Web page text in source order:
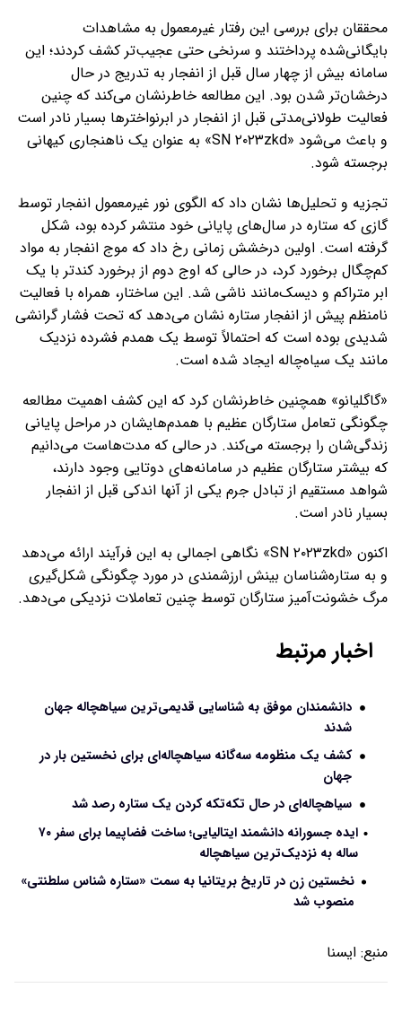
محققان برای بررسی این رفتار غیرمعمول به مشاهدات
بایگانی‌شده پرداختند و سرنخی حتی عجیب‌تر کشف کردند؛ این
سامانه بیش از چهار سال قبل از انفجار به تدریج در حال
درخشان‌تر شدن بود. این مطالعه خاطرنشان می‌کند که چنین
فعالیت طولانی‌مدتی قبل از انفجار در ابرنواخترها بسیار نادر است
و باعث می‌شود «SN ۲۰۲۳zkd» به عنوان یک ناهنجاری کیهانی
برجسته شود.
تجزیه و تحلیل‌ها نشان داد که الگوی نور غیرمعمول انفجار توسط
گازی که ستاره در سال‌های پایانی خود منتشر کرده بود، شکل
گرفته است. اولین درخشش زمانی رخ داد که موج انفجار به مواد
کم‌چگال برخورد کرد، در حالی که اوج دوم از برخورد کندتر با یک
ابر متراکم و دیسک‌مانند ناشی شد. این ساختار، همراه با فعالیت
نامنظم پیش از انفجار ستاره نشان می‌دهد که تحت فشار گرانشی
شدیدی بوده است که احتمالاً توسط یک همدم فشرده نزدیک
مانند یک سیاه‌چاله ایجاد شده است.
«گاگلیانو» همچنین خاطرنشان کرد که این کشف اهمیت مطالعه
چگونگی تعامل ستارگان عظیم با همدم‌هایشان در مراحل پایانی
زندگی‌شان را برجسته می‌کند. در حالی که مدت‌هاست می‌دانیم
که بیشتر ستارگان عظیم در سامانه‌های دوتایی وجود دارند،
شواهد مستقیم از تبادل جرم یکی از آنها اندکی قبل از انفجار
بسیار نادر است.
اکنون «SN ۲۰۲۳zkd» نگاهی اجمالی به این فرآیند ارائه می‌دهد
و به ستاره‌شناسان بینش ارزشمندی در مورد چگونگی شکل‌گیری
مرگ خشونت‌آمیز ستارگان توسط چنین تعاملات نزدیکی می‌دهد.
اخبار مرتبط
دانشمندان موفق به شناسایی قدیمی‌ترین سیاهچاله جهان
شدند
کشف یک منظومه‌ سه‌گانه سیاهچاله‌ای برای نخستین بار در
جهان
سیاهچاله‌ای در حال تکه‌تکه کردن یک ستاره رصد شد
ایده جسورانه دانشمند ایتالیایی؛ ساخت فضاپیما برای سفر ۷۰
ساله به نزدیک‌ترین سیاهچاله
نخستین زن در تاریخ بریتانیا به سمت «ستاره شناس سلطنتی»
منصوب شد
منبع: ايسنا